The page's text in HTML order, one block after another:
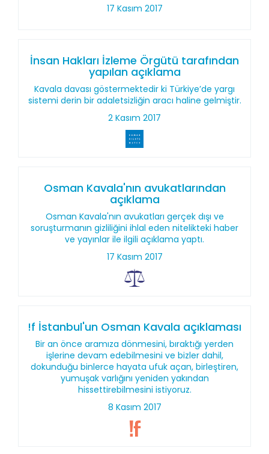
17 Kasım 2017
İnsan Hakları İzleme Örgütü tarafından
yapılan açıklama
Kavala davası göstermektedir ki Türkiye’de yargı
sistemi derin bir adaletsizliğin aracı haline gelmiştir.
2 Kasım 2017
Osman Kavala'nın avukatlarından
açıklama
Osman Kavala'nın avukatları gerçek dışı ve
soruşturmanın gizliliğini ihlal eden nitelikteki haber
ve yayınlar ile ilgili açıklama yaptı.
17 Kasım 2017
!f İstanbul'un Osman Kavala açıklaması
Bir an önce aramıza dönmesini, bıraktığı yerden
işlerine devam edebilmesini ve bizler dahil,
dokunduğu binlerce hayata ufuk açan, birleştiren,
yumuşak varlığını yeniden yakından
hissettirebilmesini istiyoruz.
8 Kasım 2017